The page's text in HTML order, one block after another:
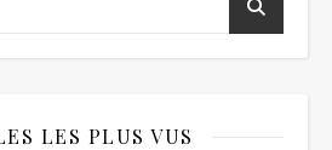
LES PLUS VUS